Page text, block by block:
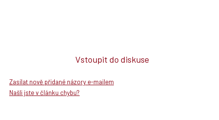
Vstoupit do diskuse
Zasílat nově přidané názory e-mailem
Našli jste v článku chybu?